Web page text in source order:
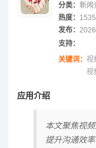
分类： 新闻
热度： 1535
发布：
支持：
关键词： 视
视
应用介绍
本文聚焦视
提升沟通效